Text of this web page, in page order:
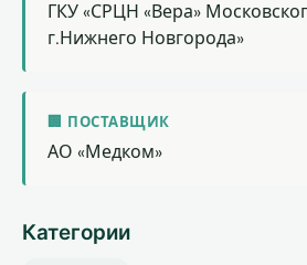
ГКУ «СРЦН «Вера»
г.Нижнего Новгорода»
🏢 ПОСТАВЩИК
АО «Медком»
Категории